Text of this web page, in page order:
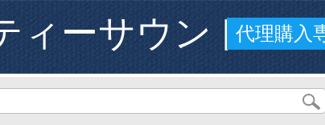
ィーサウンド代理購入